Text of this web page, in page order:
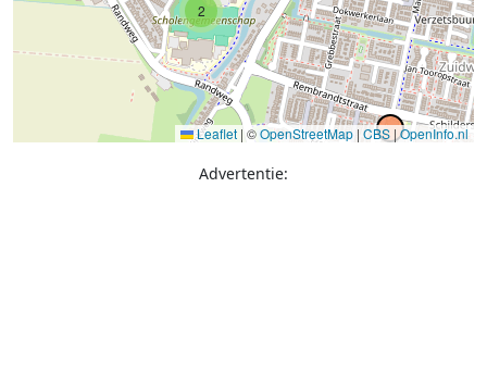
2
Leaflet | ©OpenStreetMap | CBS |OpenInfo.nl
Advertentie: